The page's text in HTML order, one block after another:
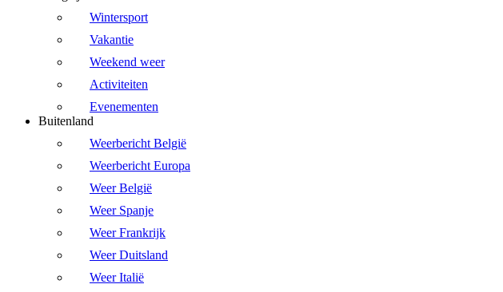
Wintersport
Vakantie
Weekend weer
Activiteiten
Evenementen
Buitenland
Weerbericht België
Weerbericht Europa
Weer België
Weer Spanje
Weer Frankrijk
Weer Duitsland
Weer Italië